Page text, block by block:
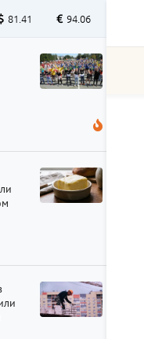
81.41 94.06